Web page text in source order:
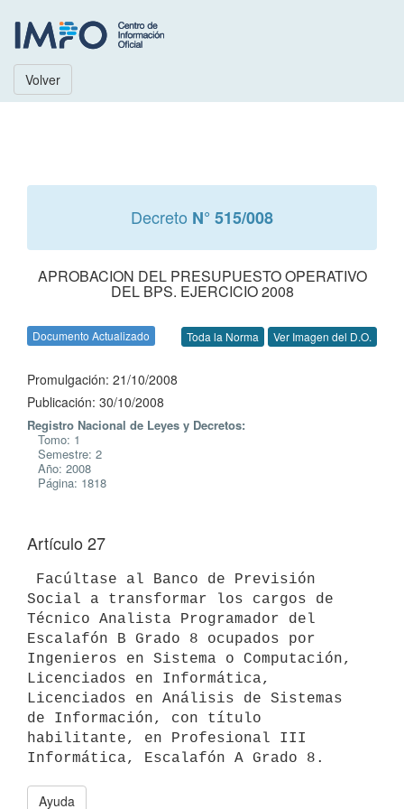
Volver
Decreto N° 515/008
APROBACION DEL PRESUPUESTO OPERATIVO
DEL BPS. EJERCICIO 2008
Documento Actualizado Toda la Norma Ver Imagen del D.O.
Promulgación: 21/10/2008
Publicación: 30/10/2008
Registro Nacional de Leyes y Decretos:
Tomo: 1
Semestre: 2
Año: 2008
Página: 1818
Artículo 27
Social a transformar los cargos de
Técnico Analista Programador del
Escalafón B Grado 8 ocupados por
Ingenieros en Sistema o Computación,
Licenciados en Informática,
Licenciados en Análisis de Sistemas
de Información, con título
habilitante, en Profesional III
Ayuda